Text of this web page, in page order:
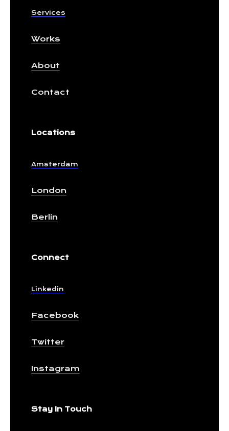
Services
Works
About
Contact
Locations
Amsterdam
London
Berlin
Connect
Linkedin
Facebook
Twitter
Instagram
Stay In Touch